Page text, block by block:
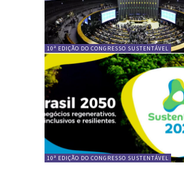
10ª EDIÇÃO DO CONGRESSO SUSTENTÁVEL
10ª EDIÇÃO DO CONGRESSO SUSTENTÁVEL